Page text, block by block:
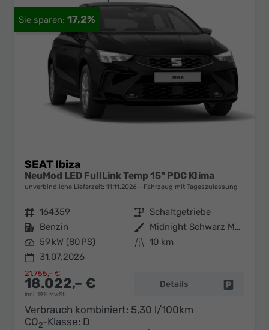
17,2%
SEAT Ibiza
NeuMod LED FullLink Temp 15" PDC Klima
unverbindliche Lieferzeit: 11.11.2026 Fahrzeug mit Tageszulassung
Fahrzeugnr. 164359 Getriebe Schaltgetriebe
Kraftstoff Benzin Außenfarbe
Midnight Schwarz Metallic
Leistung 59 kW (80 PS) Kilometerstand 10 km
31.07.2026
18.022,– €
incl. 19% MwSt.
21.755,– €
Details
Verbrauch kombiniert: 5,30 l/100km
CO2-Klasse: D